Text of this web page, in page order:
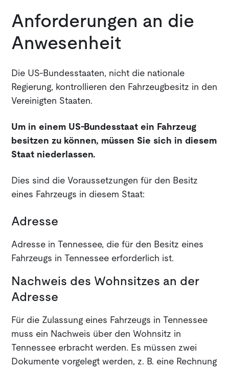
Anforderungen an die
Anwesenheit
Die US-Bundesstaaten, nicht die nationale
Regierung, kontrollieren den Fahrzeugbesitz in den
Vereinigten Staaten.
Um in einem US-Bundesstaat ein Fahrzeug
besitzen zu können, müssen Sie sich in diesem
Staat niederlassen.
Dies sind die Voraussetzungen für den Besitz
eines Fahrzeugs in diesem Staat:
Adresse
Adresse in Tennessee, die für den Besitz eines
Fahrzeugs in Tennessee erforderlich ist.
Nachweis des Wohnsitzes an der
Adresse
Für die Zulassung eines Fahrzeugs in Tennessee
muss ein Nachweis über den Wohnsitz in
Tennessee erbracht werden. Es müssen zwei
Dokumente vorgelegt werden, z. B. eine Rechnung